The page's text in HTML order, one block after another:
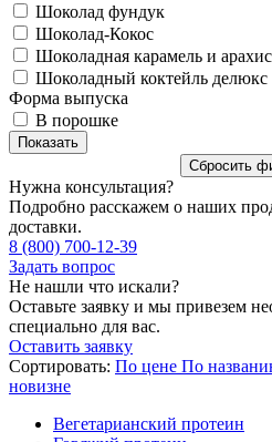
Шоколад фундук
Шоколад-Кокос
Шоколадная карамель и арахис
Шоколадный коктейль делюкс
Форма выпуска
В порошке
Нужна консультация?
Подробно расскажем о наших
доставки.
8 (800) 700-12-39
Задать вопрос
Не нашли что искали?
Оставьте заявку и мы привезем
специально для вас.
Оставить заявку
Сортировать: По цене По
новизне
Вегетарианский протеин